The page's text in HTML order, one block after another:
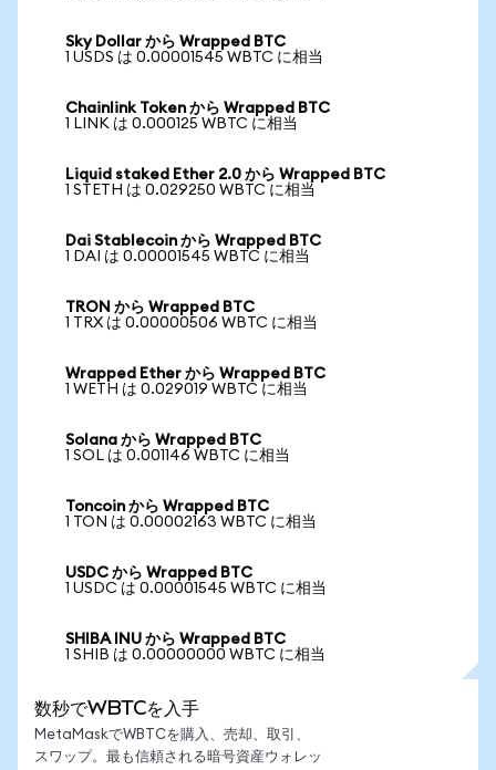
Sky Dollar から Wrapped BTC
1 USDS は 0.00001545 WBTC に相当
Chainlink Token から Wrapped BTC
1 LINK は 0.000125 WBTC に相当
Liquid staked Ether 2.0 から Wrapped BTC
1 STETH は 0.029250 WBTC に相当
Dai Stablecoin から Wrapped BTC
1 DAI は 0.00001545 WBTC に相当
TRON から Wrapped BTC
1 TRX は 0.00000506 WBTC に相当
Wrapped Ether から Wrapped BTC
1 WETH は 0.029019 WBTC に相当
Solana から Wrapped BTC
1 SOL は 0.001146 WBTC に相当
Toncoin から Wrapped BTC
1 TON は 0.00002163 WBTC に相当
USDC から Wrapped BTC
1 USDC は 0.00001545 WBTC に相当
SHIBA INU から Wrapped BTC
1 SHIB は 0.00000000 WBTC に相当
数秒でWBTCを入手
MetaMaskでWBTCを購入、売却、取引、
スワップ。最も信頼される暗号資産ウォレッ